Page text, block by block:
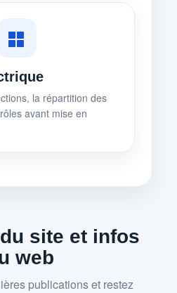
la répartition des
avant mise en
site et infos
web
publications et restez